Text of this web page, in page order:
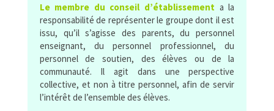
Le membre du conseil d’établissement a la
responsabilité de représenter le groupe dont il est
issu, qu’il s’agisse des parents, du personnel
enseignant, du personnel professionnel, du
personnel de soutien, des élèves ou de la
communauté. Il agit dans une perspective
collective, et non à titre personnel, afin de servir
l’intérêt de l’ensemble des élèves.